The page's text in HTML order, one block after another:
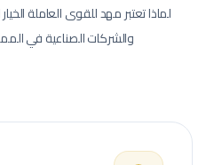
لماذا تعتبر مهد للقوى العاملة
والشركات الصناعية في